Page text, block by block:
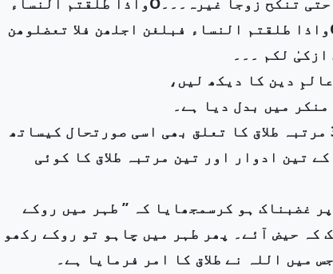
فبلغن اجلھن فامسکوھن بمعروف او سرحوھن بمعروف ۔۔۔ Oواذا طلقتم النساء فبلغن اجلھن فلا تعضلوھن
لکم ۔۔۔
دین کا دیکھ لیں،
میں بدل دیا ہے۔
(ا): طلاق میں عدت کے 3ادوار کا تعلق طہروحیض سے ہے اور 3 مرتبہ طلاق کا تعلق بھی اسی صورتحال کیساتھ
تین ادوار اور تین مرتبہ طلاق کا کوئی
غضبناک ہو کرسمجھایا کہ ’’ طہر میں روکے
کہ حیض آئے۔ پھر طہر میں چاہو تو روکے رکھو
میں اللہ نے طلاق کا امر فرمایا ہے۔